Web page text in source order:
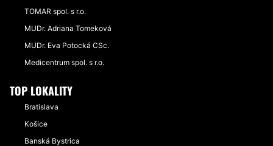
TOMAR spol. s r.o.
MUDr. Adriana Tomeková
MUDr. Eva Potocká CSc.
Medicentrum spol. s r.o.
TOP LOKALITY
Bratislava
Košice
Banská Bystrica